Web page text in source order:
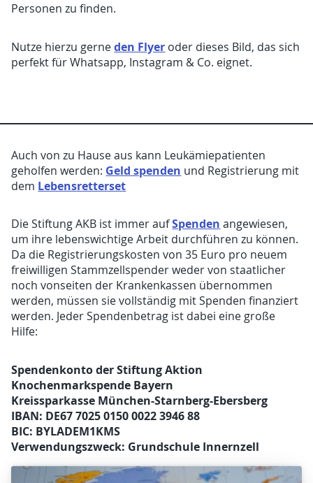
Personen zu finden.
Nutze hierzu gerneden Flyer oder dieses Bild, das sich
perfekt für Whatsapp, Instagram & Co. eignet.
Auch von zu Hause aus kann Leukämiepatienten
geholfen werden: Geld spenden und Registrierung mit
dem Lebensretterset
Die Stiftung AKB ist immer aufSpenden angewiesen,
um ihre lebenswichtige Arbeit durchführen zu können.
Da die Registrierungskosten von 35 Euro pro neuem
freiwilligen Stammzellspender weder von staatlicher
noch vonseiten der Krankenkassen übernommen
werden, müssen sie vollständig mit Spenden finanziert
werden. Jeder Spendenbetrag ist dabei eine große
Hilfe:
Spendenkonto der Stiftung Aktion
Knochenmarkspende Bayern
Kreissparkasse München-Starnberg-Ebersberg
IBAN: DE67 7025 0150 0022 3946 88
BIC: BYLADEM1KMS
Verwendungszweck: Grundschule Innernzell